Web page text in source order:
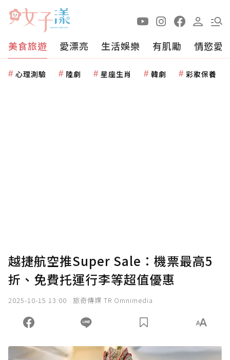
美食旅遊 愛漂亮 生活娛樂 有肌勵 情慾愛
心理測驗 陸劇 星座生肖 韓劇 彩妝保養
越捷航空推Super Sale：機票最高5
折、免費托運行李等超值優惠
2025-10-15 13:00 旅奇傳媒 TR Omnimedia